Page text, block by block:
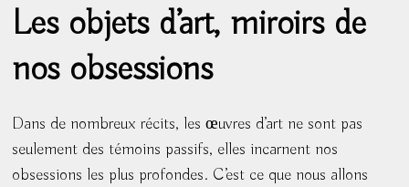
Les objets d’art, miroirs de
nos obsessions
Dans de nombreux récits, les œuvres d’art ne sont pas
seulement des témoins passifs, elles incarnent nos
obsessions les plus profondes. C’est ce que nous allons